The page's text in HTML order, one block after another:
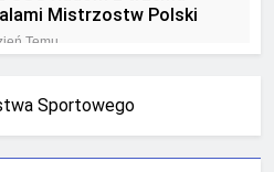
Mistrzostw Polski
Temu
Polski U23 w
TemuSportowego